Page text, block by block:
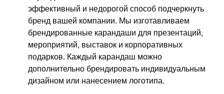
эффективный и недорогой способ подчеркнуть
бренд вашей компании. Мы изготавливаем
брендированные карандаши для презентаций,
мероприятий, выставок и корпоративных
подарков. Каждый карандаш можно
дополнительно брендировать индивидуальным
дизайном или нанесением логотипа.